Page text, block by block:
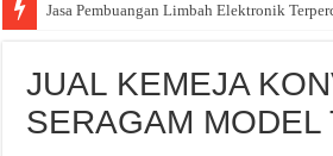
Jasa Pembuangan Limbah Elektronik
JUAL KEMEJA
SERAGAM MODEL